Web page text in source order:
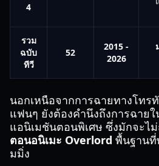
4
รวม
ฉบับ
ทีวี
52
2015 -
2026
นอกเหนือจากการฉายทางโท
แฟนๆ ยังต้องคำนึงถึงการฉาย
แอนิเมชันตอนพิเศษ ซึ่งมักจะไ
ตอนอนิเมะ Overlord พื้นฐาน
มมิ่ง